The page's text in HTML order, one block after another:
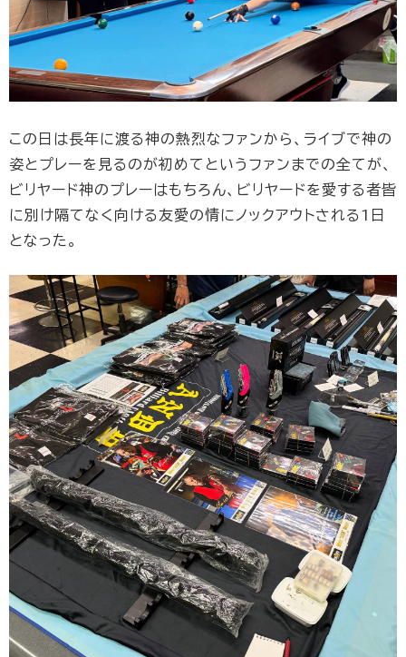
この日は長年に渡る神の熱烈なファンから、ライブで神の
姿とプレーを見るのが初めてというファンまでの全てが、
ビリヤード神のプレーはもちろん、ビリヤードを愛する者皆
に別け隔てなく向ける友愛の情にノックアウトされる1日
となった。